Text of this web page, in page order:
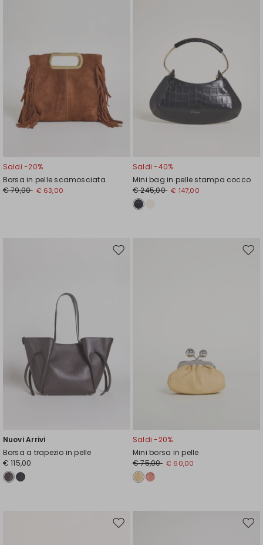
Saldi -20%
Borsa in pelle scamosciata
€ 79,00 € 63,00
Saldi -40%
Mini bag in pelle stampa cocco
€ 245,00 € 147,00
Sposta
Nuovi Arrivi
Borsa a trapezio in pelle
€ 115,00
Saldi -20%
Mini borsa in pelle
€ 75,00 € 60,00
Sposta